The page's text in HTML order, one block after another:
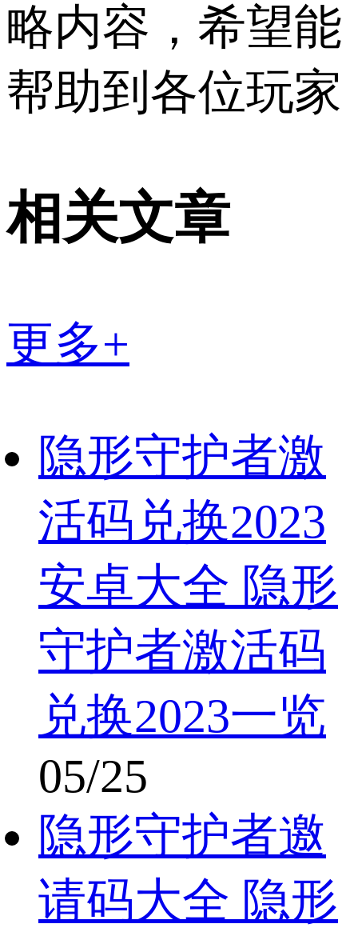
略内容，希望能
帮助到各位玩家
相关文章
更多+
隐形守护者激
活码兑换2023
安卓大全 隐形
守护者激活码
兑换2023一览
05/25
隐形守护者邀
请码大全 隐形